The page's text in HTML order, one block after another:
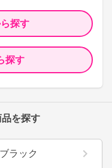
探す
探す
を探す
ラック